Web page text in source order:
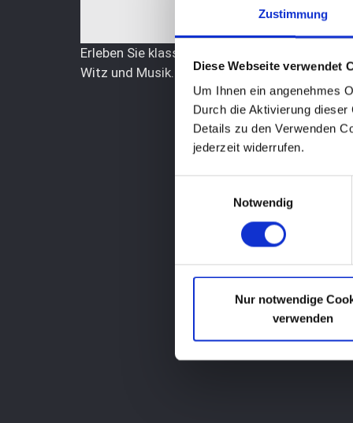
Zustimmung
Diese Webseite verwendet
Um Ihnen ein angenehmes
Durch die Aktivierung
Details zu den Verwenden
jederzeit widerrufen.
Notwendig
Nur notwendige
verwenden
Erleben Sie klassische Zauberei mit Kerzen,
Witz und Musik.